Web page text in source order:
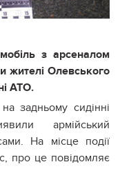
з арсеналом
жителі Олевського
АТО.
на задньому сидінні
армійський
На місце події
про це повідомляє